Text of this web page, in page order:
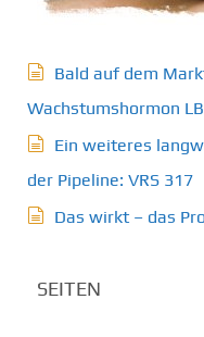
Bald auf dem
Wachstumshormon
Ein weiteres
der Pipeline: VRS 317
Das wirkt – das
SEITEN